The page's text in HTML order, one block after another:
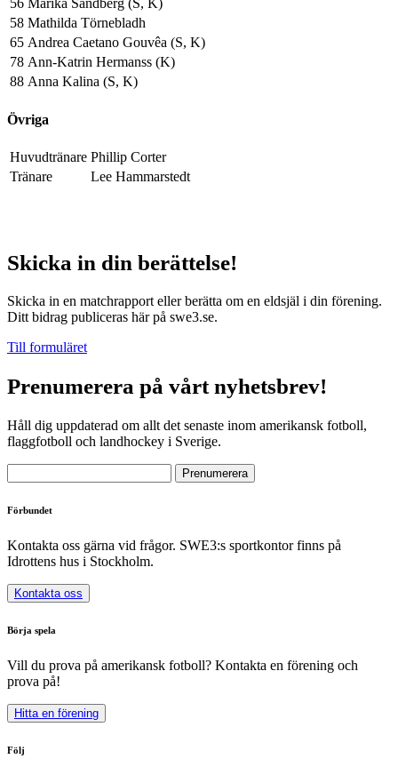
56 Marika Sandberg (S, K)
58 Mathilda Törnebladh
65 Andrea Caetano Gouvêa (S, K)
78 Ann-Katrin Hermanss (K)
88 Anna Kalina (S, K)
Övriga
Huvudtränare Phillip Corter
Tränare
Lee Hammarstedt
Skicka in din berättelse!
Skicka in en matchrapport eller berätta om en eldsjäl i din förening.
Ditt bidrag publiceras här på swe3.se.
Till formuläret
Prenumerera på vårt nyhetsbrev!
Håll dig uppdaterad om allt det senaste inom amerikansk fotboll,
flaggfotboll och landhockey i Sverige.
Förbundet
Kontakta oss gärna vid frågor. SWE3:s sportkontor finns på
Idrottens hus i Stockholm.
Kontakta oss
Börja spela
Vill du prova på amerikansk fotboll? Kontakta en förening och
prova på!
Hitta en förening
Följ